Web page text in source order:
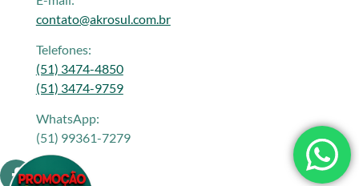
contato@akrosul.com.br
Telefones:
(51) 3474-4850
(51) 3474-9759
WhatsApp:
(51) 99361-7279